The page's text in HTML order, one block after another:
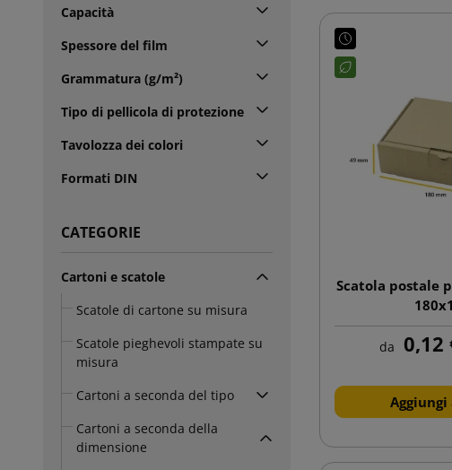
Capacità
Spessore del film
Grammatura (g/m²)
Tipo di pellicola di protezione
Tavolozza dei colori
Formati DIN
CATEGORIE
Cartoni e scatole
Scatole di cartone su misura
Scatole pieghevoli stampate su
misura
Cartoni a seconda del tipo
Cartoni a seconda della
dimensione
Scatola postale
da 0,12